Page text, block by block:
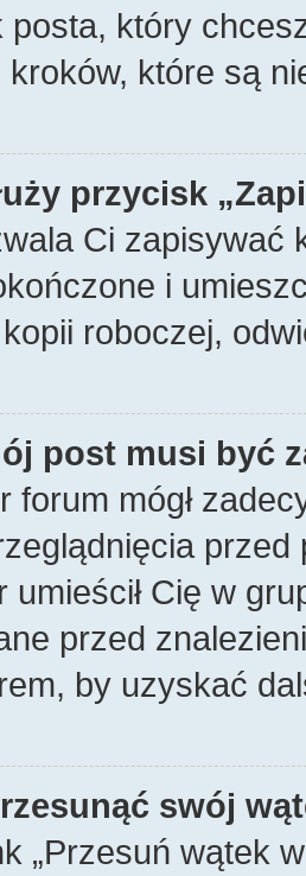
posta, który
które są
przycisk
Ci zapisywać
i
roboczej,
post musi być
forum mógł
umieścił Cię w
przed
by uzyskać
swój
„Przesuń wątek